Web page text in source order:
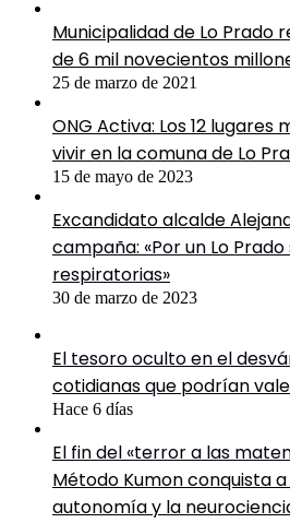
Municipalidad de Lo Prado
de 6 mil novecientos
25 de marzo de 2021
ONG Activa: Los 12 lugares
vivir en la comuna de Lo
15 de mayo de 2023
Excandidato alcalde
campaña: «Por un Lo
respiratorias»
30 de marzo de 2023
El tesoro oculto en el
cotidianas que podrían
Hace 6 días
El fin del «terror a las
Método Kumon conquista
autonomía y la